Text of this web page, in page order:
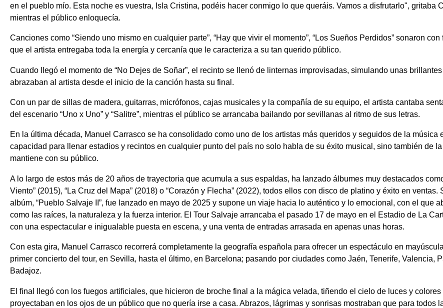
en el pueblo mío. Esta noche es vuestra, Isla Cristina, podéis hacer conmigo lo que queráis. Vamos a disfrutarlo", gritaba
mientras el público enloquecía.
Canciones como “Siendo uno mismo en cualquier parte”, “Hay que vivir el momento”, “Los Sueños Perdidos” sonaron
que el artista entregaba toda la energía y cercanía que le caracteriza a su tan querido público.
Cuando llegó el momento de “No Dejes de Soñar”, el recinto se llenó de linternas improvisadas, simulando unas
abrazaban al artista desde el inicio de la canción hasta su final.
Con un par de sillas de madera, guitarras, micrófonos, cajas musicales y la compañía de su equipo, el artista cantaba
del escenario “Uno x Uno” y “Salitre”, mientras el público se arrancaba bailando por sevillanas al ritmo de sus letras.
En la última década, Manuel Carrasco se ha consolidado como uno de los artistas más queridos y seguidos de la música
capacidad para llenar estadios y recintos en cualquier punto del país no solo habla de su éxito musical, sino también de
mantiene con su público.
A lo largo de estos más de 20 años de trayectoria que acumula a sus espaldas, ha lanzado álbumes muy destacados
Viento” (2015), “La Cruz del Mapa” (2018) o “Corazón y Flecha” (2022), todos ellos con disco de platino y éxito en ventas.
albúm, “Pueblo Salvaje II”, fue lanzado en mayo de 2025 y supone un viaje hacia lo auténtico y lo emocional, con el que
como las raíces, la naturaleza y la fuerza interior. El Tour Salvaje arrancaba el pasado 17 de mayo en el Estadio de La
con una espectacular e inigualable puesta en escena, y una venta de entradas arrasada en apenas unas horas.
Con esta gira, Manuel Carrasco recorrerá completamente la geografía española para ofrecer un espectáculo en
primer concierto del tour, en Sevilla, hasta el último, en Barcelona; pasando por ciudades como Jaén, Tenerife, Valencia,
Badajoz.
El final llegó con los fuegos artificiales, que hicieron de broche final a la mágica velada, tiñendo el cielo de luces y colores
proyectaban en los ojos de un público que no quería irse a casa. Abrazos, lágrimas y sonrisas mostraban que para todos